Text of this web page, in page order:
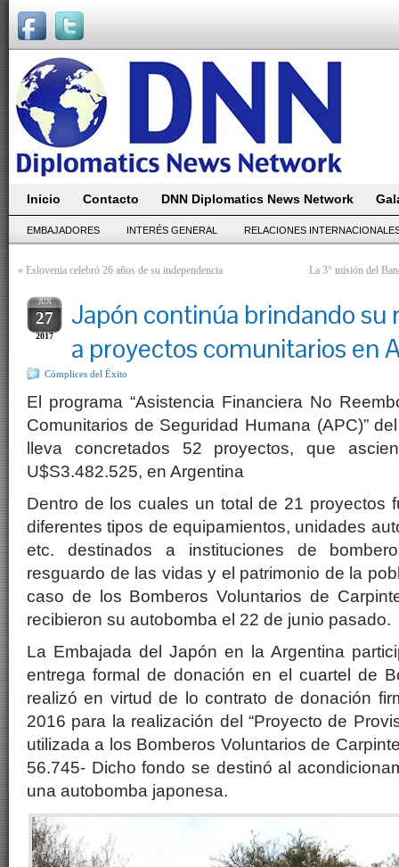
Inicio Contacto DNN Diplomatics News Network
EMBAJADORES INTERÉS GENERAL RELACIONES
« Eslovenia celebró 26 años de su independencia La 3° misión del
JUN
27
2017
Japón continúa brindando su
a proyectos comunitarios en
Cómplices del Ëxito
El programa “Asistencia Financiera No
Comunitarios de Seguridad Humana (APC)”
lleva concretados 52 proyectos, que
U$S3.482.525, en Argentina
Dentro de los cuales un total de 21 proyectos
diferentes tipos de equipamientos, unidades
etc. destinados a instituciones de
resguardo de las vidas y el patrimonio de la
caso de los Bomberos Voluntarios de
recibieron su autobomba el 22 de junio pasado.
La Embajada del Japón en la Argentina
entrega formal de donación en el cuartel de
realizó en virtud de lo contrato de donación
2016 para la realización del “Proyecto de
utilizada a los Bomberos Voluntarios de
56.745- Dicho fondo se destinó al
una autobomba japonesa.